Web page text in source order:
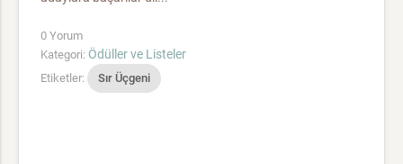
0 Yorum
Kategori: Ödüller ve Listeler
Etiketler: Sır Üçgeni